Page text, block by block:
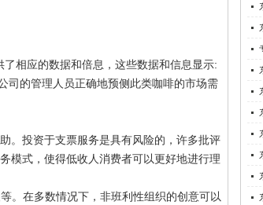
了相应的数据和倍息，这些数据和信息显示:
司的管理人员正确地预侧此类咖啡的市场需
。投资于支票服务是具有风险的，许多批评
模式，使得低收人消费者可以更好地进行理
。在多数情况下，非班利性组织的创意可以